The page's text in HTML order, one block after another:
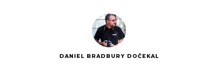
DANIEL BRADBURY DOČEKAL